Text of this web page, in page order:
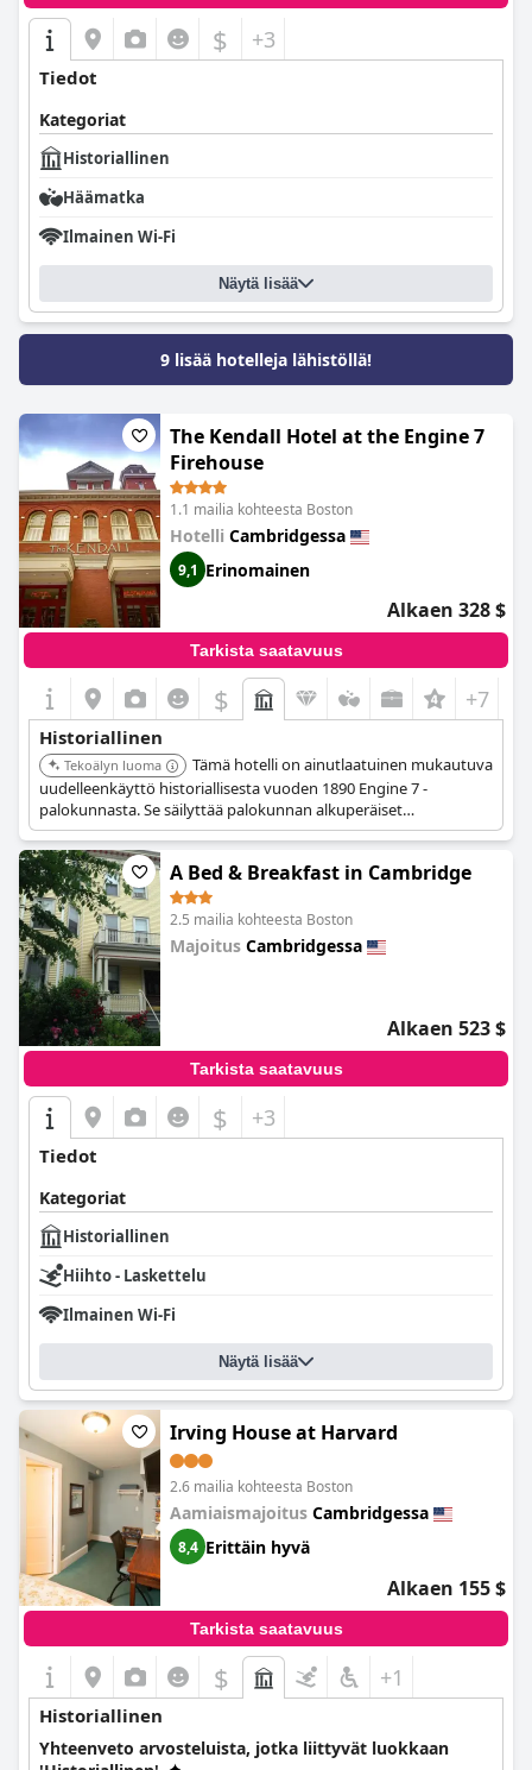
$ +3
Tiedot
Kategoriat
Historiallinen
Häämatka
Ilmainen Wi-Fi
Näytä lisää
9 lisää hotelleja lähistöllä!
The Kendall Hotel at the Engine 7
Firehouse
1.1 mailia kohteesta Boston
Hotelli Cambridgessa
9,1 Erinomainen
Alkaen 328 $
Tarkista saatavuus
$ +7
Historiallinen
Tekoälyn luoma
Tämä hotelli on ainutlaatuinen mukautuva
uudelleenkäyttö historiallisesta vuoden 1890 Engine 7 -
palokunnasta. Se säilyttää palokunnan alkuperäiset
arkkitehtoniset elementit tarjoten erottuvan historiallisen
majoituskokemuksen Cambridgessa.
A Bed & Breakfast in Cambridge
2.5 mailia kohteesta Boston
Majoitus Cambridgessa
Alkaen 523 $
Tarkista saatavuus
$ +3
Tiedot
Kategoriat
Historiallinen
Hiihto - Laskettelu
Ilmainen Wi-Fi
Näytä lisää
Irving House at Harvard
2.6 mailia kohteesta Boston
Aamiaismajoitus Cambridgessa
8,4 Erittäin hyvä
Alkaen 155 $
Tarkista saatavuus
$ +1
Historiallinen
Yhteenveto arvosteluista, jotka liittyvät luokkaan